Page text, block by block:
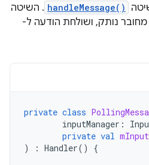
handleMessage() . השיטה
נותק, ושולחת הודעה ל-
private class
inputManager :
private val
)
: Handler() {